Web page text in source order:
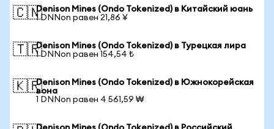
🇨🇳Denison Mines (Ondo Tokenized) в Китайский юань
1 DNNon равен 21,86 ¥
🇹🇷Denison Mines (Ondo Tokenized) в Турецкая лира
1 DNNon равен 154,54 ₺
🇰🇷Denison Mines (Ondo Tokenized) в Южнокорейская
вона
1 DNNon равен 4 561,59 ₩